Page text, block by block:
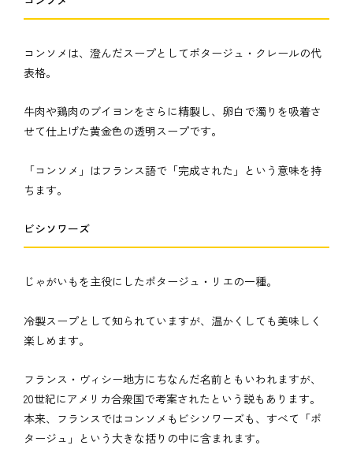
コンソメは、澄んだスープとしてポタージュ・クレールの代
表格。
牛肉や鶏肉のブイヨンをさらに精製し、卵白で濁りを吸着さ
せて仕上げた黄金色の透明スープです。
「コンソメ」はフランス語で「完成された」という意味を持
ちます。
ビシソワーズ
じゃがいもを主役にしたポタージュ・リエの一種。
冷製スープとして知られていますが、温かくしても美味しく
楽しめます。
フランス・ヴィシー地方にちなんだ名前ともいわれますが、
20世紀にアメリカ合衆国で考案されたという説もあります。
本来、フランスではコンソメもビシソワーズも、すべて「ポ
タージュ」という大きな括りの中に含まれます。